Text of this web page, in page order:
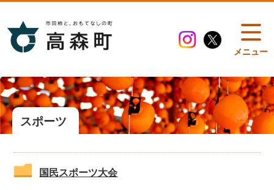
メニュー
スポーツ
国民スポーツ大会